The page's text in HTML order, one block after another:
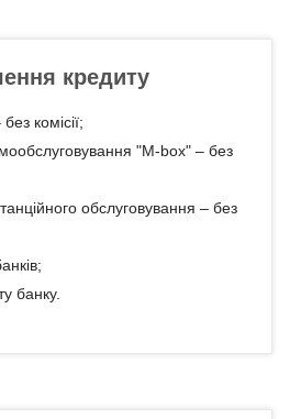
кредиту
комісії;
"М-box" – без
обслуговування – без
банку.